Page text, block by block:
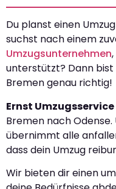
Du planst einen
suchst nach einem
Umzugsunternehmen
unterstützt? Dann bist
Bremen genau richtig!
Ernst Umzugsservice
Bremen nach
übernimmt alle
dass dein Umzug
Wir bieten dir einen